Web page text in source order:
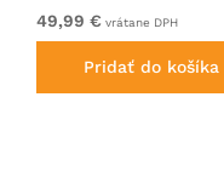
49,99 € vrátane DPH
Pridať do košíka